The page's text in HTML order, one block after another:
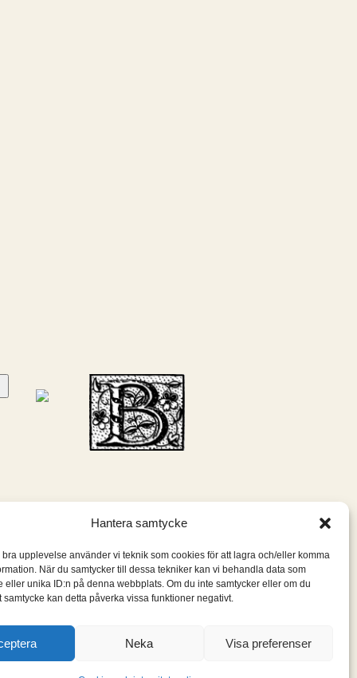
Hantera samtycke
bra upplevelse använder vi teknik som cookies för att lagra och/eller komma
När du samtycker till dessa tekniker kan vi behandla data som
eller unika ID:n på denna webbplats. Om du inte samtycker eller om du
samtycke kan detta påverka vissa funktioner negativt.
Neka Visa preferenser